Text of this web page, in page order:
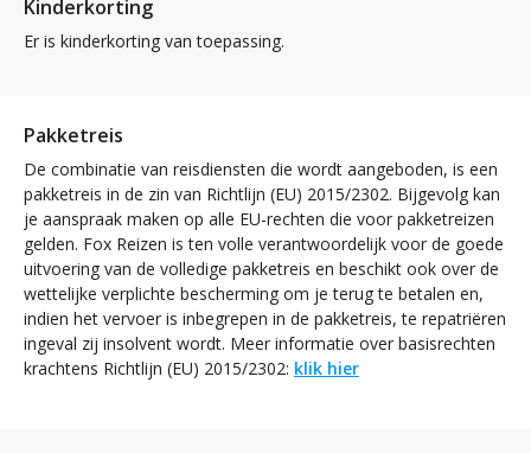
Kinderkorting
Er is kinderkorting van toepassing.
Pakketreis
De combinatie van reisdiensten die wordt aangeboden, is een
pakketreis in de zin van Richtlijn (EU) 2015/2302. Bijgevolg kan
je aanspraak maken op alle EU-rechten die voor pakketreizen
gelden. Fox Reizen is ten volle verantwoordelijk voor de goede
uitvoering van de volledige pakketreis en beschikt ook over de
wettelijke verplichte bescherming om je terug te betalen en,
indien het vervoer is inbegrepen in de pakketreis, te repatriëren
ingeval zij insolvent wordt. Meer informatie over basisrechten
krachtens Richtlijn (EU) 2015/2302: klik hier